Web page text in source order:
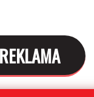
REKLAMA